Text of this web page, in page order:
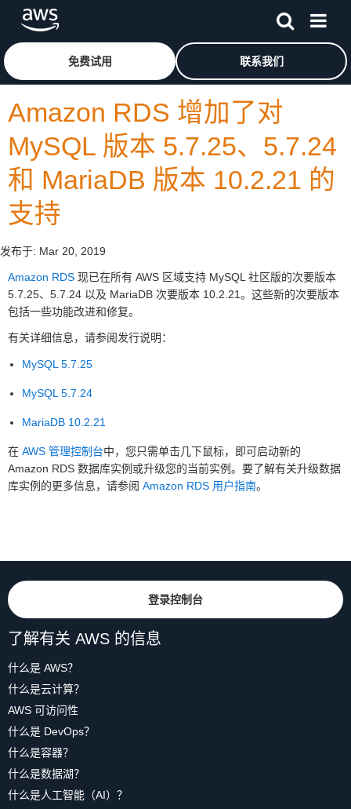
跳至主要内容
免费试用 联系我们
Amazon RDS 增加了对
MySQL 版本 5.7.25、5.7.24
和 MariaDB 版本 10.2.21 的
支持
发布于: Mar 20, 2019
Amazon RDS 现已在所有 AWS 区域支持 MySQL 社区版的次要版本
5.7.25、5.7.24 以及 MariaDB 次要版本 10.2.21。这些新的次要版本
包括一些功能改进和修复。
有关详细信息，请参阅发行说明：
MySQL 5.7.25
MySQL 5.7.24
MariaDB 10.2.21
在 AWS 管理控制台中，您只需单击几下鼠标，即可启动新的
Amazon RDS 数据库实例或升级您的当前实例。要了解有关升级数据
库实例的更多信息，请参阅 Amazon RDS 用户指南。
登录控制台
了解有关 AWS 的信息
什么是 AWS？
什么是云计算？
AWS 可访问性
什么是 DevOps？
什么是容器？
什么是数据湖？
什么是人工智能（AI）？